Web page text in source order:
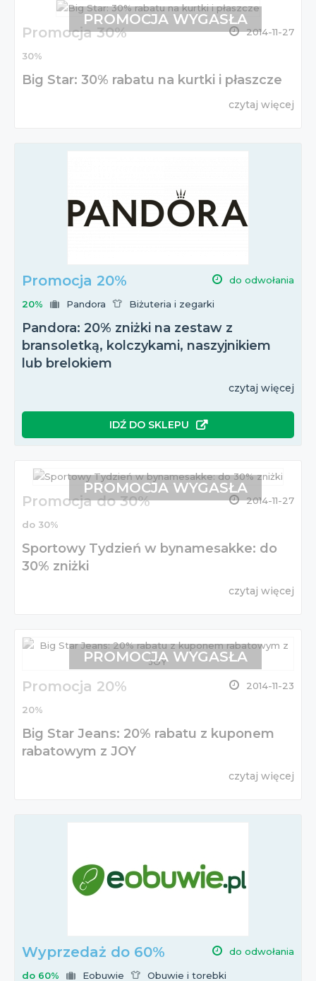
Promocja 30% 2014-11-27
30%
Big Star: 30% rabatu na kurtki i płaszcze
czytaj więcej
PROMOCJA WYGASŁA
Promocja 20% do odwołania
20% Pandora Biżuteria i zegarki
Pandora: 20% zniżki na zestaw z
bransoletką, kolczykami, naszyjnikiem
lub brelokiem
czytaj więcej
IDŹ DO SKLEPU
Promocja do 30% 2014-11-27
do 30%
Sportowy Tydzień w bynamesakke: do
30% zniżki
czytaj więcej
PROMOCJA WYGASŁA
Promocja 20% 2014-11-23
20%
Big Star Jeans: 20% rabatu z kuponem
rabatowym z JOY
czytaj więcej
PROMOCJA WYGASŁA
Wyprzedaż do 60% do odwołania
do 60% Eobuwie Obuwie i torebki